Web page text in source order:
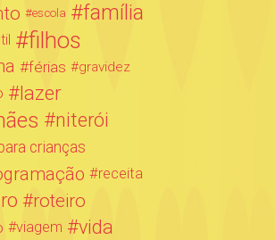
escola família
filhos
férias gravidez
lazer
niterói
crianças
receita
roteiro
viagem vida